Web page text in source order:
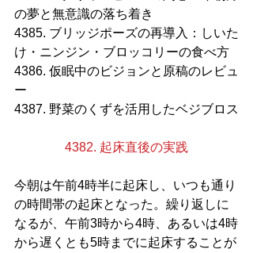
の夢と無意識の落ち着き
4385. ブリッジポーズの再導入：しいた
け・ニンジン・ブロッコリーの食べ方
4386. 仮眠中のビジョンと原稿のレビュ
ー
4387. 野菜のくずを活用したベジブロス
4382. 起床直後の実践
今朝は午前4時半に起床し、いつも通り
の時間帯の起床となった。繰り返しに
なるが、午前3時から4時、あるいは4時
から遅くとも5時までに起床することが